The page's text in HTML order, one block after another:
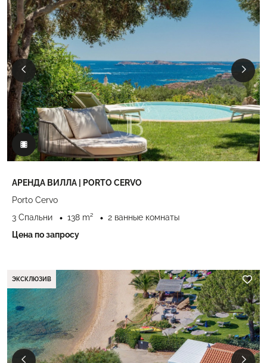
АРЕНДА ВИЛЛА | PORTO CERVO
Porto Cervo
3 Спальни
138 m²
2 ванные комнаты
Цена по запросу
ЭКСКЛЮЗИВ